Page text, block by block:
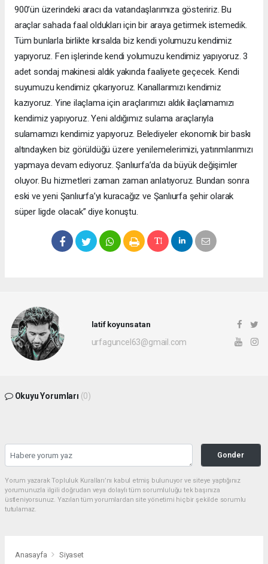
900’ün üzerindeki aracı da vatandaşlarımıza gösteririz. Bu
araçlar sahada faal oldukları için bir araya getirmek istemedik.
Tüm bunlarla birlikte kırsalda biz kendi yolumuzu kendimiz
yapıyoruz. Fen işlerinde kendi yolumuzu kendimiz yapıyoruz. 3
adet sondaj makinesi aldık yakında faaliyete geçecek. Kendi
suyumuzu kendimiz çıkarıyoruz. Kanallarımızı kendimiz
kazıyoruz. Yine ilaçlama için araçlarımızı aldık ilaçlamamızı
kendimiz yapıyoruz. Yeni aldığımız sulama araçlarıyla
sulamamızı kendimiz yapıyoruz. Belediyeler ekonomik bir baskı
altındayken biz görüldüğü üzere yenilemelerimizi, yatırımlarımızı
yapmaya devam ediyoruz. Şanlıurfa’da da büyük değişimler
oluyor. Bu hizmetleri zaman zaman anlatıyoruz. Bundan sonra
eski ve yeni Şanlıurfa’yı kuracağız ve Şanlıurfa şehir olarak
süper ligde olacak” diye konuştu.
latif koyunsatan
urfaguncel63@gmail.com
Okuyu Yorumları (0)
Gonder
Yorum yazarak Topluluk Kuralları’nı kabul etmiş bulunuyor ve siteye yaptığınız
yorumunuzla ilgili doğrudan veya dolaylı tüm sorumluluğu tek başınıza
üstleniyorsunuz. Yazılan tüm yorumlardan site yönetimi hiçbir şekilde sorumlu
tutulamaz.
Anasayfa Siyaset